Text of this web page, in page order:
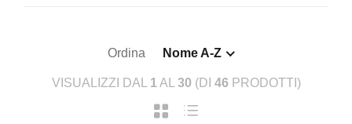
Ordina Nome A-Z
VISUALIZZI DAL 1 AL 30 (DI 46 PRODOTTI)